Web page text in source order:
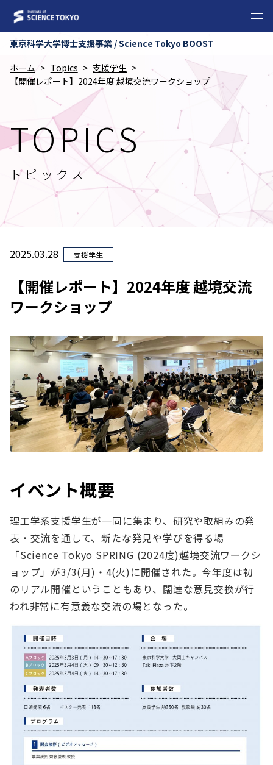
東京科学⼤学博⼠⽀援事業 / Science Tokyo BOOST
ホーム
Topics
支援学生
【開催レポート】2024年度 越境交流ワークショップ
TOPICS
トピックス
2025.03.28 支援学生
【開催レポート】2024年度 越境交流
ワークショップ
イベント概要
理工学系支援学生が一同に集まり、研究や取組みの発
表・交流を通して、新たな発見や学びを得る場
「Science Tokyo SPRING (2024度)越境交流ワークシ
ョップ」が3/3(月)・4(火)に開催された。今年度は初
のリアル開催ということもあり、闊達な意見交換が行
われ非常に有意義な交流の場となった。